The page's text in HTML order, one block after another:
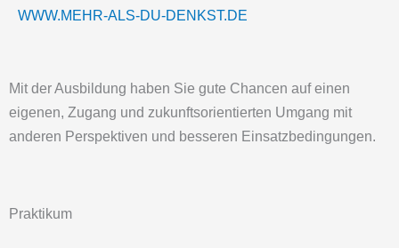
WWW.MEHR-ALS-DU-DENKST.DE
Mit der Ausbildung haben Sie gute Chancen auf einen
eigenen, Zugang und zukunftsorientierten Umgang mit
anderen Perspektiven und besseren Einsatzbedingungen.
Praktikum